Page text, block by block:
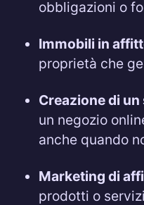
obbligazioni o
Immobili in
proprietà che
Creazione di
un negozio
anche quando
Marketing di
prodotti o